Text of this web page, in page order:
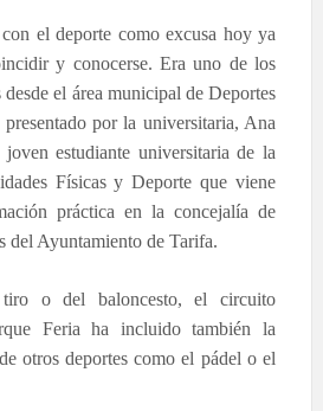
el deporte como excusa hoy ya
y conocerse. Era uno de los
el área municipal de Deportes
por la universitaria, Ana
estudiante universitaria de la
Físicas y Deporte que viene
práctica en la concejalía de
del Ayuntamiento de Tarifa.
o del baloncesto, el circuito
Feria ha incluido también la
otros deportes como el pádel o el